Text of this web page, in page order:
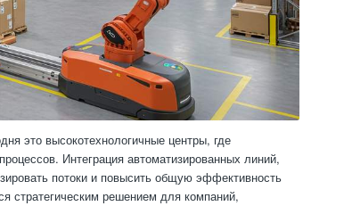
это высокотехнологичные центры, где
Интеграция автоматизированных линий,
потоки и повысить общую эффективность
стратегическим решением для компаний,